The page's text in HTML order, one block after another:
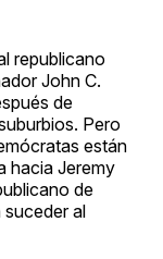
republicano
John C.
de
Pero
están
hacia Jeremy
de
suceder al